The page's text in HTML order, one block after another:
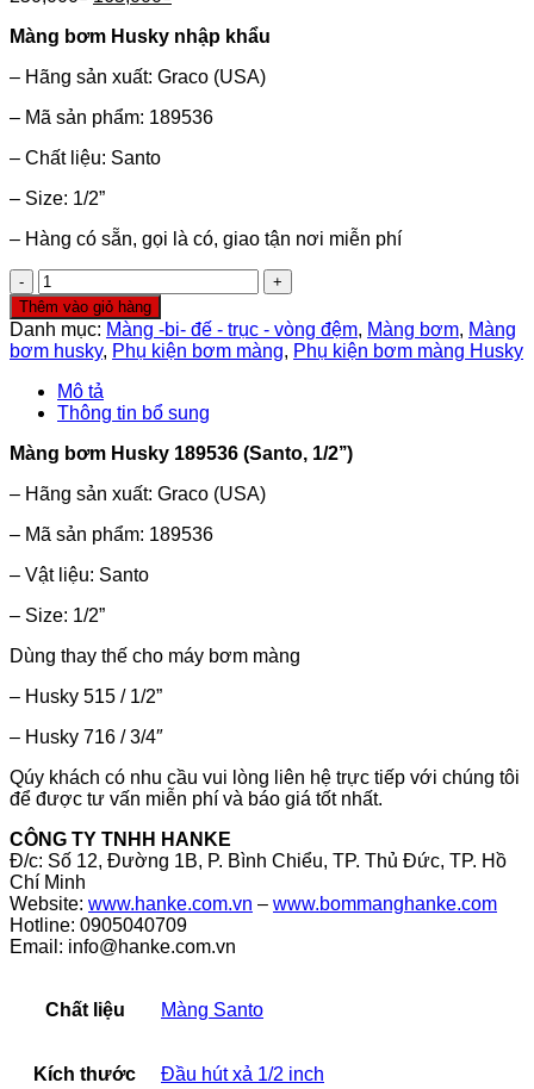
là:
tại
165,000₫.
Màng bơm Husky nhập khẩu
– Hãng sản xuất: Graco (USA)
– Mã sản phẩm: 189536
– Chất liệu: Santo
– Size: 1/2”
– Hàng có sẵn, gọi là có, giao tận nơi miễn phí
Màng
bơm
Husky
189536
(Santo,
1/2’’)
số
lượng
Thêm vào giỏ hàng
Danh mục: Màng -bi- đế - trục - vòng đệm, Màng bơm, Màng
bơm husky, Phụ kiện bơm màng, Phụ kiện bơm màng Husky
Mô tả
Thông tin bổ sung
Màng bơm Husky 189536 (Santo, 1/2’’)
– Hãng sản xuất: Graco (USA)
– Mã sản phẩm: 189536
– Vật liệu: Santo
– Size: 1/2”
Dùng thay thế cho máy bơm màng
– Husky 515 / 1/2”
– Husky 716 / 3/4″
Qúy khách có nhu cầu vui lòng liên hệ trực tiếp với chúng tôi
để được tư vấn miễn phí và báo giá tốt nhất.
CÔNG TY TNHH HANKE
Đ/c: Số 12, Đường 1B, P. Bình Chiểu, TP. Thủ Đức, TP. Hồ
Chí Minh
Website: www.hanke.com.vn – www.bommanghanke.com
Hotline: 0905040709
Email: info@hanke.com.vn
Chất liệu Màng Santo
Kích thước Đầu hút xả 1/2 inch